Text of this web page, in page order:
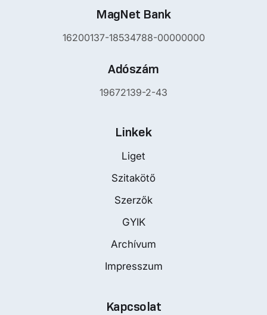
MagNet Bank
16200137-18534788-00000000
Adószám
19672139-2-43
Linkek
Liget
Szitakötő
Szerzők
GYIK
Archívum
Impresszum
Kapcsolat